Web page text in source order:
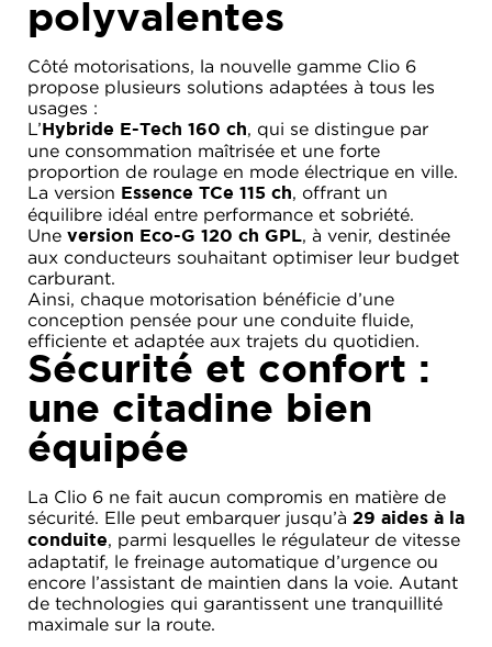
polyvalentes
Côté motorisations, la nouvelle gamme Clio 6
propose plusieurs solutions adaptées à tous les
usages :
L’ Hybride E-Tech 160 ch, qui se distingue par
une consommation maîtrisée et une forte
proportion de roulage en mode électrique en ville.
La version Essence TCe 115 ch, offrant un
équilibre idéal entre performance et sobriété.
Une version Eco-G 120 ch GPL, à venir, destinée
aux conducteurs souhaitant optimiser leur budget
carburant.
Ainsi, chaque motorisation bénéficie d’une
conception pensée pour une conduite fluide,
efficiente et adaptée aux trajets du quotidien.
Sécurité et confort :
une citadine bien
équipée
La Clio 6 ne fait aucun compromis en matière de
sécurité. Elle peut embarquer jusqu’à 29 aides à la
conduite, parmi lesquelles le régulateur de vitesse
adaptatif, le freinage automatique d’urgence ou
encore l’assistant de maintien dans la voie. Autant
de technologies qui garantissent une tranquillité
maximale sur la route.